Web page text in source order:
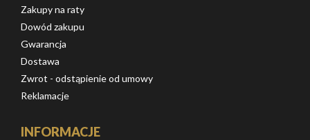
Zakupy na raty
Dowód zakupu
Gwarancja
Dostawa
Zwrot - odstąpienie od umowy
Reklamacje
INFORMACJE